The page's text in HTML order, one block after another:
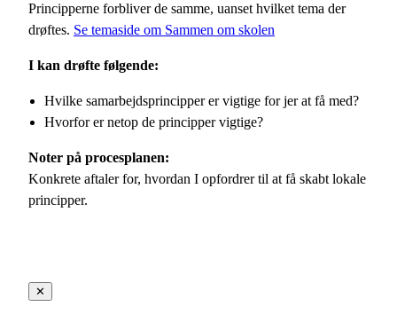
Principperne forbliver de samme, uanset hvilket tema der
drøftes. Se temaside om Sammen om skolen
I kan drøfte følgende:
Hvilke samarbejdsprincipper er vigtige for jer at få med?
Hvorfor er netop de principper vigtige?
Noter på procesplanen:
Konkrete aftaler for, hvordan I opfordrer til at få skabt lokale
principper.
✕